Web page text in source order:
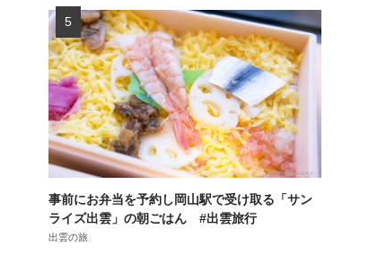
事前にお弁当を予約し岡山駅で受け取る「サン
ライズ出雲」の朝ごはん #出雲旅行
出雲の旅